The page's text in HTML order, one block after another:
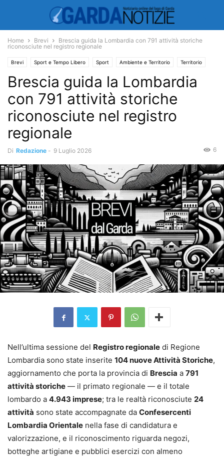
Home Brevi
Brescia guida la Lombardia con 791 attività storiche
riconosciute nel registro regionale
Brevi Sport e Tempo Libero Sport Ambiente e Territorio Territorio
Brescia guida la Lombardia
con 791 attività storiche
riconosciute nel registro
regionale
Di Redazione - 9 Luglio 2026 6
Nell’ultima sessione del Registro regionale di Regione
Lombardia sono state inserite 104 nuove Attività Storiche,
aggiornamento che porta la provincia di Brescia a 791
attività storiche — il primato regionale — e il totale
lombardo a 4.943 imprese; tra le realtà riconosciute 24
attività sono state accompagnate da Confesercenti
Lombardia Orientale nella fase di candidatura e
valorizzazione, e il riconoscimento riguarda negozi,
botteghe artigiane e pubblici esercizi con almeno